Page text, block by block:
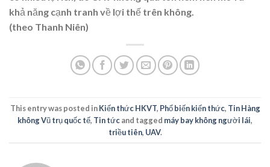
khả năng cạnh tranh về lợi thế trên không.
(theo Thanh Niên)
This entry was posted inKiến thức HKVT, Phổ biến kiến thức, Tin Hàng
không Vũ trụ quốc tế, Tin tứcand tagged máy bay không người lái,
triều tiên, UAV.